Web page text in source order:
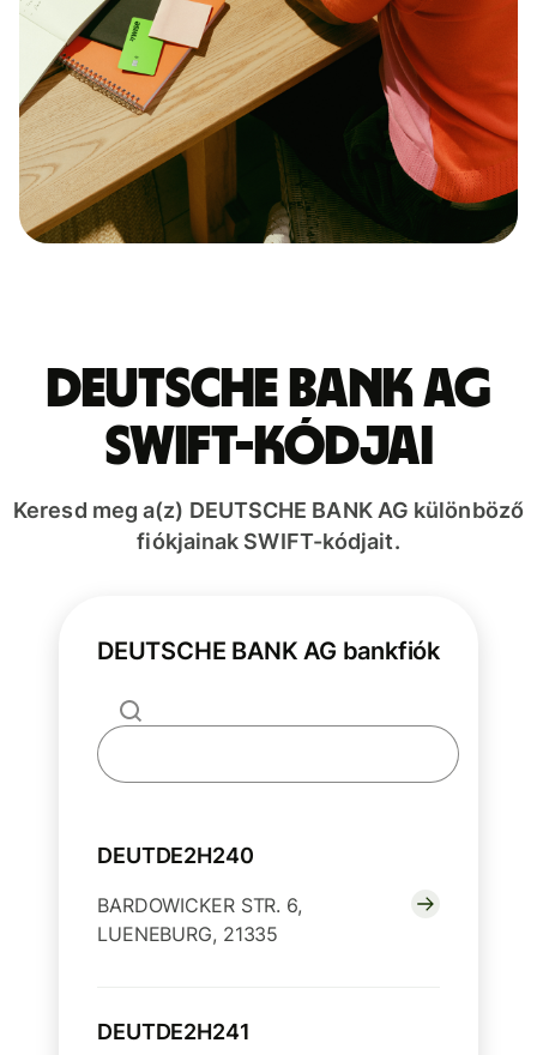
DEUTSCHE BANK AG
SWIFT-kódjai
Keresd meg a(z) DEUTSCHE BANK AG különböző
fiókjainak SWIFT-kódjait.
DEUTSCHE BANK AG bankfiók
DEUTDE2H240
BARDOWICKER STR. 6,
LUENEBURG, 21335
DEUTDE2H241